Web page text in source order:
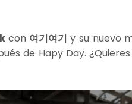
con 여기여기y su nuevo
de Hapy Day.